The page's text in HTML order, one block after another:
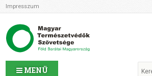
MENÜ
Impresszum
Az MTVSZ-ről
Programok
MTVSZ ügyek és események
Tagszervezetek